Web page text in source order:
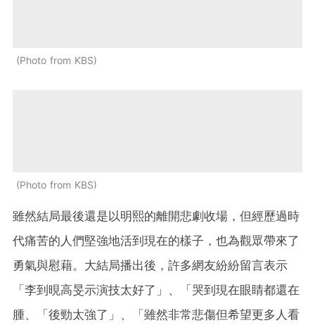
Photo from KBS
Photo from KBS
雖然結局最後還是以明熙的離開悲劇收場，但經歷過時
代痛苦的人們堅強地活到現在的樣子，也為觀眾帶來了
勇氣與慰藉。大結局播出後，許多網友紛紛留言表示
「李到晛高旻示演技太好了」、「哭到現在眼睛都還在
腫、「後勁太強了」、「雖然非常悲傷但希望更多人看